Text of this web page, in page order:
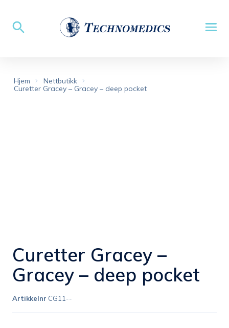
Hjem
Nettbutikk
Curetter Gracey – Gracey – deep pocket
Curetter Gracey –
Gracey – deep pocket
Artikkelnr CG11--